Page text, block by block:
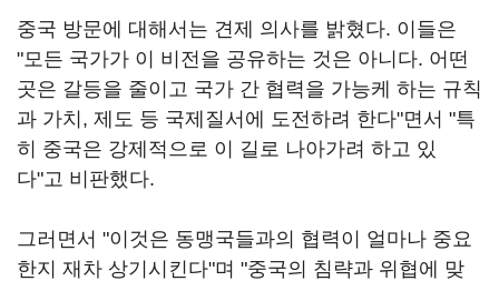
중국 방문에 대해서는 견제 의사를 밝혔다. 이들은
"모든 국가가 이 비전을 공유하는 것은 아니다. 어떤
곳은 갈등을 줄이고 국가 간 협력을 가능케 하는 규칙
과 가치, 제도 등 국제질서에 도전하려 한다"면서 "특
히 중국은 강제적으로 이 길로 나아가려 하고 있
다"고 비판했다.
그러면서 "이것은 동맹국들과의 협력이 얼마나 중요
한지 재차 상기시킨다"며 "중국의 침략과 위협에 맞